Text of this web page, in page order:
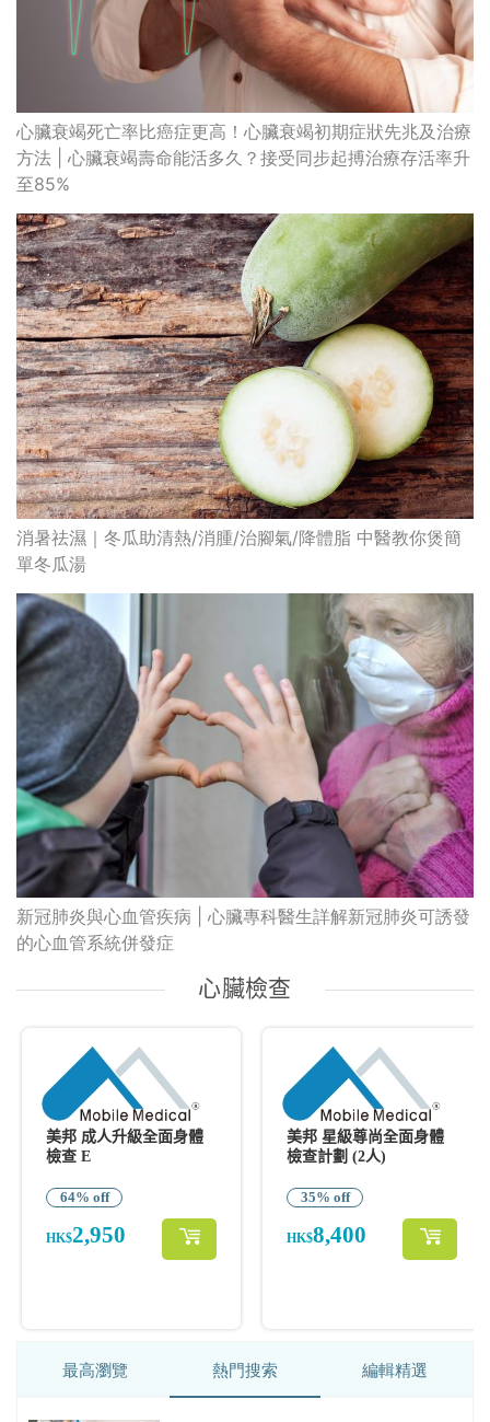
心臟衰竭死亡率比癌症更高！心臟衰竭初期症狀先兆及治療
方法 | 心臟衰竭壽命能活多久？接受同步起搏治療存活率升
至85%
消暑祛濕｜冬瓜助清熱/消腫/治腳氣/降體脂 中醫教你煲簡
單冬瓜湯
新冠肺炎與心血管疾病 | 心臟專科醫生詳解新冠肺炎可誘發
的心血管系統併發症
最高瀏覽 熱門搜索 編輯精選